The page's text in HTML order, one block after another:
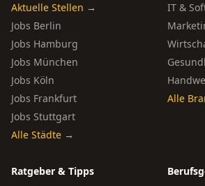
Aktuelle Stellen →
Jobs Berlin
Jobs Hamburg
Jobs München
Jobs Köln
Jobs Frankfurt
Jobs Stuttgart
Alle Städte →
IT &
Alle
Ratgeber & Tipps